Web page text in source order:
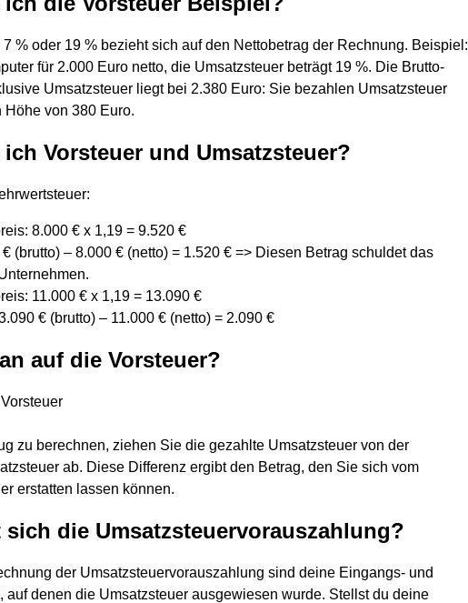
% oder 19 % bezieht sich auf den Nettobetrag der Rechnung. Beispiel:
für 2.000 Euro netto, die Umsatzsteuer beträgt 19 %. Die Brutto-
Umsatzsteuer liegt bei 2.380 Euro: Sie bezahlen Umsatzsteuer
Höhe von 380 Euro.
Vorsteuer und Umsatzsteuer?
8.000 € x 1,19 = 9.520 €
(brutto) – 8.000 € (netto) = 1.520 € => Diesen Betrag schuldet das
11.000 € x 1,19 = 13.090 €
€ (brutto) – 11.000 € (netto) = 2.090 €
auf die Vorsteuer?
zu berechnen, ziehen Sie die gezahlte Umsatzsteuer von der
ab. Diese Differenz ergibt den Betrag, den Sie sich vom
erstatten lassen können.
sich die Umsatzsteuervorauszahlung?
der Umsatzsteuervorauszahlung sind deine Eingangs- und
auf denen die Umsatzsteuer ausgewiesen wurde. Stellst du deine